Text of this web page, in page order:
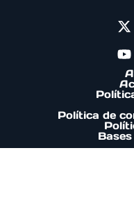
Política de